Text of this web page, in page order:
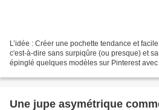
L’idée : Créer une pochette tendance et
c'est-à-dire sans surpiqûre (ou presque) et
épinglé quelques modèles sur Pinterest avec
Une jupe asymétrique